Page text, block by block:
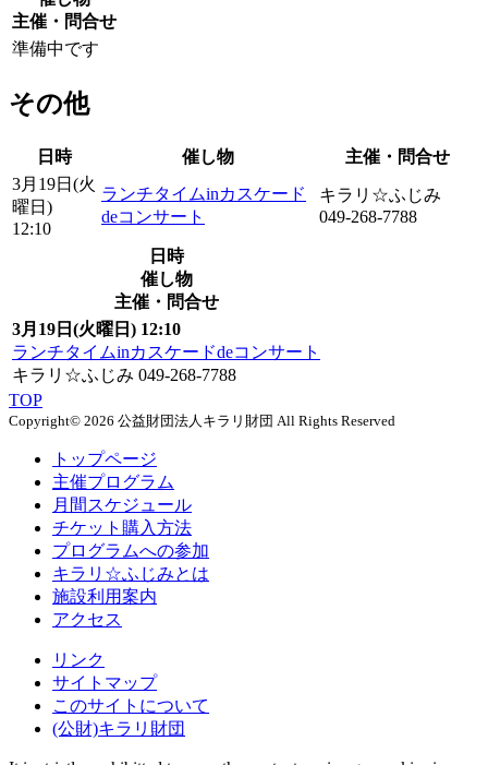
主催・問合せ
準備中です
その他
日時 催し物
主催・問合せ
3月19日(火
曜日)
12:10
ランチタイムinカスケード
deコンサート
キラリ☆ふじみ
049-268-7788
日時
催し物
主催・問合せ
3月19日(火曜日) 12:10
ランチタイムinカスケードdeコンサート
キラリ☆ふじみ 049-268-7788
TOP
Copyright© 2026 公益財団法人キラリ財団 All Rights Reserved
トップページ
主催プログラム
月間スケジュール
チケット購入方法
プログラムへの参加
キラリ☆ふじみとは
施設利用案内
アクセス
リンク
サイトマップ
このサイトについて
(公財)キラリ財団